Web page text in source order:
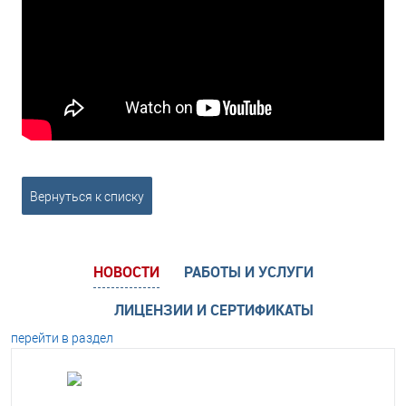
Вернуться к списку
НОВОСТИ
РАБОТЫ И УСЛУГИ
ЛИЦЕНЗИИ И СЕРТИФИКАТЫ
перейти в раздел